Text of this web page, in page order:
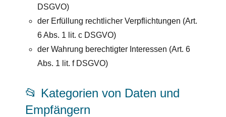
DSGVO)
der Erfüllung rechtlicher Verpflichtungen (Art.
6 Abs. 1 lit. c DSGVO)
der Wahrung berechtigter Interessen (Art. 6
Abs. 1 lit. f DSGVO)
📂 Kategorien von Daten und
Empfängern